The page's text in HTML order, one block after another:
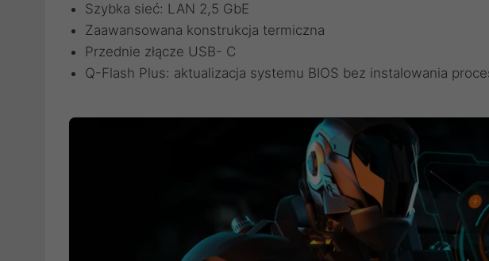
Szybka sieć: LAN 2,5 GbE
Zaawansowana konstrukcja termiczna
Przednie złącze USB- C
Q-Flash Plus: aktualizacja systemu BIOS bez instalowania